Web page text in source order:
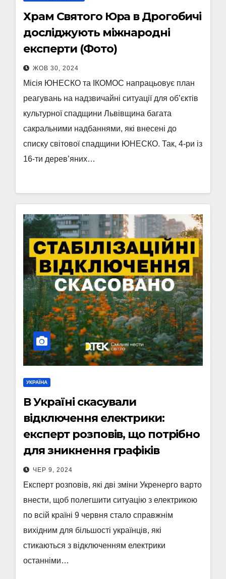
Храм Святого Юра в Дрогобичі
досліджують міжнародні
експерти (Фото)
ЖОВ 30, 2024
Місія ЮНЕСКО та ІКОМОС напрацьовує план
реагувань на надзвичайні ситуації для об’єктів
культурної спадщини Львівщина багата
сакральними надбаннями, які внесені до
списку світової спадщини ЮНЕСКО. Так, 4-ри із
16-ти дерев’яних…
УКРАЇНА
В Україні скасували
відключення електрики:
експерт розповів, що потрібно
для зникнення графіків
ЧЕР 9, 2024
Експерт розповів, які дві зміни Укренерго варто
внести, щоб полегшити ситуацію з електрикою
по всій країні 9 червня стало справжнім
вихідним для більшості українців, які
стикаються з відключенням електрики
останніми…